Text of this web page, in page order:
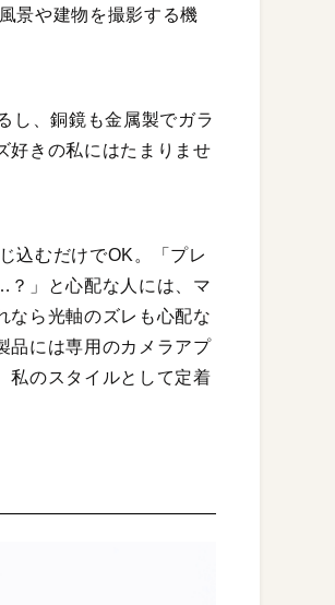
景や建物を撮影する機
し、銅鏡も金属製でガラ
好きの私にはたまりませ
込むだけでOK。「プレ
？」と心配な人には、マ
なら光軸のズレも心配な
品には専用のカメラアプ
私のスタイルとして定着